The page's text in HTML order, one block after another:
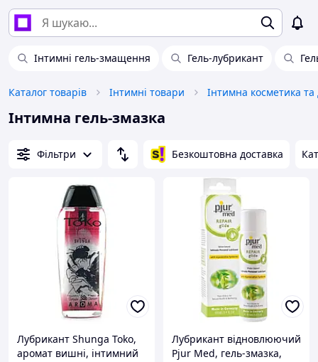
Інтимні гель-змащення Гель-лубрикант
Каталог товарів Інтимні товари Інтимна косметика та
Інтимна гель-змазка
Фільтри Безкоштовна доставка
Лубрикант Shunga Toko,
аромат вишні, інтимний
Лубрикант відновлюючий
Pjur Med, гель-змазка,